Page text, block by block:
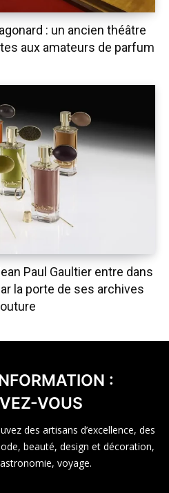
: un ancien théâtre
aux amateurs de parfum
Paul Gaultier entre dans
la porte de ses archives
:
VOUS
des artisans d’excellence, des
beauté, design et décoration,
voyage.